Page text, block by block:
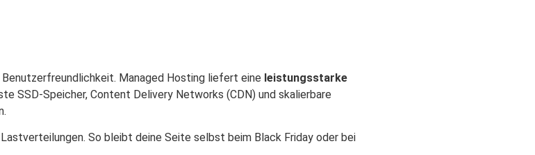
Managed Hosting liefert eine leistungsstarke
SSD-Speicher, Content Delivery Networks (CDN) und skalierbare
So bleibt deine Seite selbst beim Black Friday oder bei